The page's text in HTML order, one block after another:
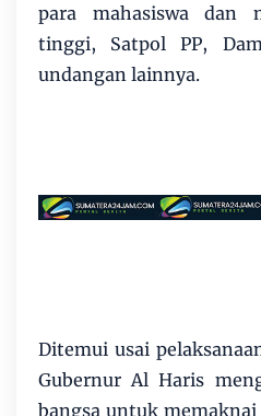
para mahasiswa dan
tinggi, Satpol PP,
undangan lainnya.
Ditemui usai
Gubernur Al Haris
bangsa untuk